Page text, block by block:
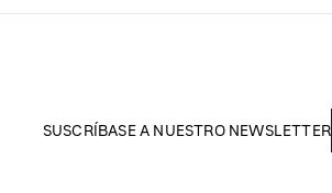
SUSCRÍBASE A NUESTRO NEWSLETTER